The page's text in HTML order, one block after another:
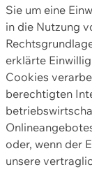
Sie um eine
in die Nutzung
erklärte
Cookies
berechtigten
oder, wenn der
unsere